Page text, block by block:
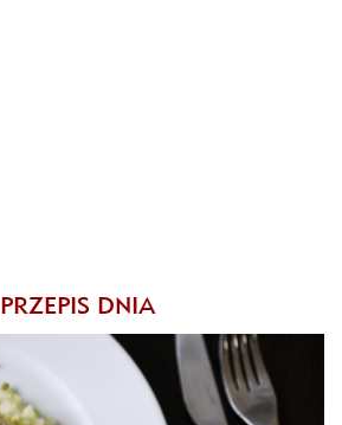
PRZEPIS DNIA